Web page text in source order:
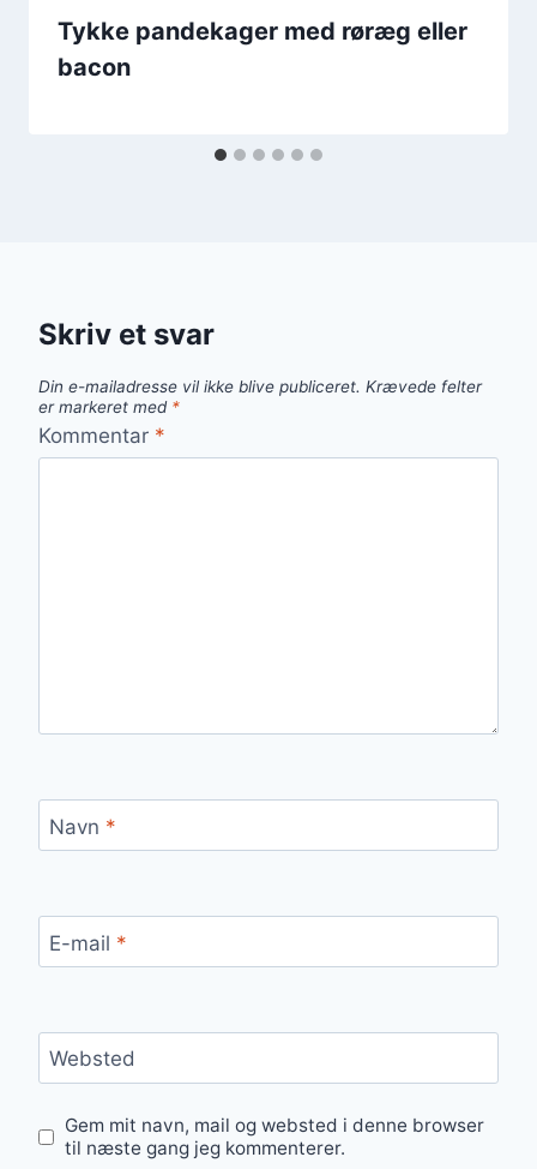
Tykke pandekager med røræg eller
bacon
Skriv et svar
Din e-mailadresse vil ikke blive publiceret. Krævede felter
er markeret med *
Kommentar *
Navn *
E-mail *
Websted
Gem mit navn, mail og websted i denne browser
til næste gang jeg kommenterer.